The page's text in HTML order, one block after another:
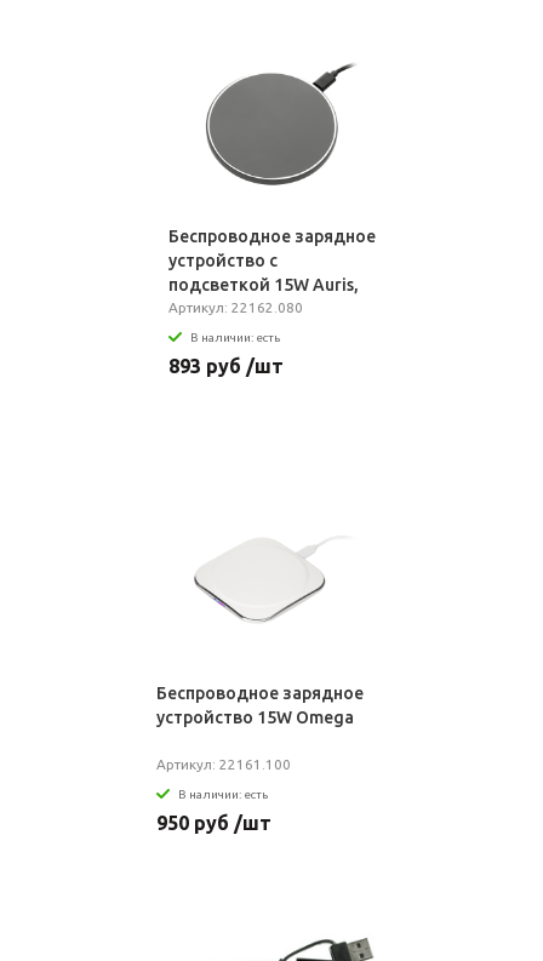
Беспроводное зарядное
устройство с
подсветкой 15W Auris,
серое
Артикул: 22162.080
В наличии: есть
893 руб /шт
Беспроводное зарядное
устройство 15W Omega
Артикул: 22161.100
В наличии: есть
950 руб /шт